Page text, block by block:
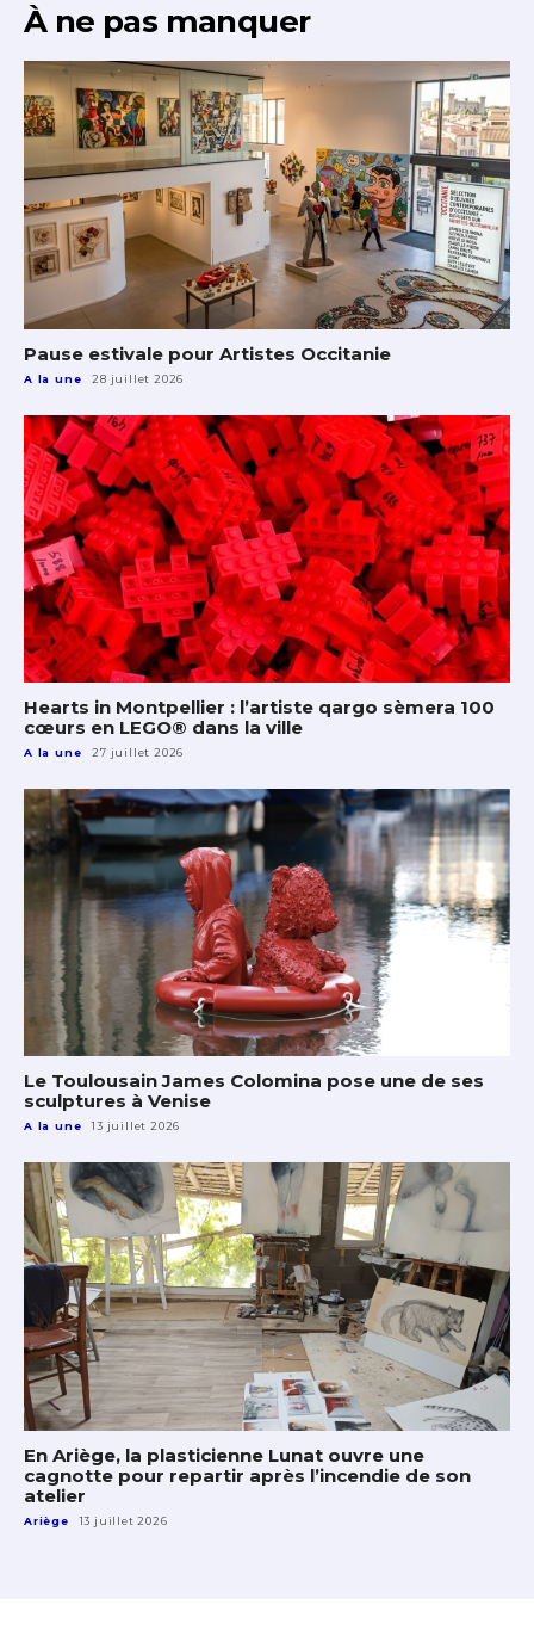
À ne pas manquer
Pause estivale pour Artistes Occitanie
A la une 28 juillet 2026
Hearts in Montpellier : l’artiste qargo sèmera 100
cœurs en LEGO® dans la ville
A la une 27 juillet 2026
Le Toulousain James Colomina pose une de ses
sculptures à Venise
A la une 13 juillet 2026
En Ariège, la plasticienne Lunat ouvre une
cagnotte pour repartir après l’incendie de son
atelier
Ariège 13 juillet 2026